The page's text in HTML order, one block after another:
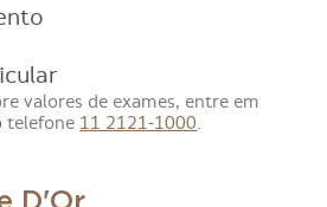
valores de exames, entre em
telefone 11 2121-1000